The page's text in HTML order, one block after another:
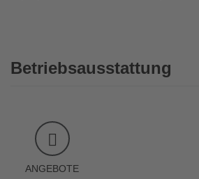
Betriebsausstattung
ANGEBOTE